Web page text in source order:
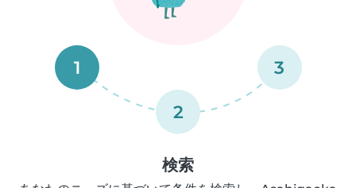
1
2
3
検索